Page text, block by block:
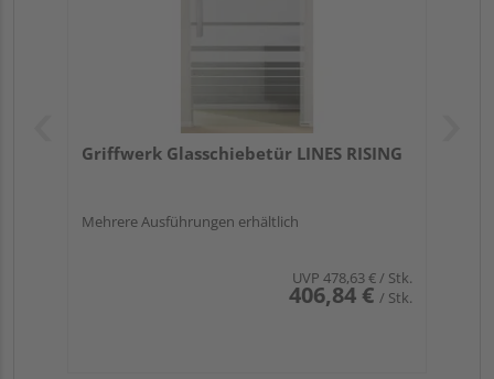
Griffwerk Glasschiebetür LINES RISING
Mehrere Ausführungen erhältlich
UVP 478,63 €/ Stk.
406,84 € / Stk.